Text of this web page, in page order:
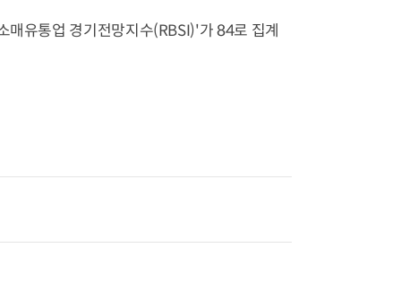
유통업 경기전망지수(RBSI)'가 84로 집계